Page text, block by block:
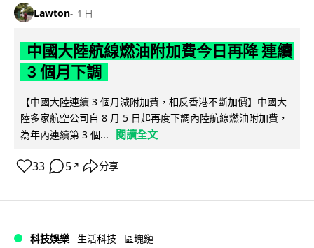
Lawton 1 日
中國大陸航線燃油附加費今日再降 連續
3 個月下調
【中國大陸連續 3 個月減附加費，相反香港不斷加價】中國大
陸多家航空公司自 8 月 5 日起再度下調內陸航線燃油附加費，
為年內連續第 3 個...
閱讀全文
33 5 ↗ 分享
科技娛樂 生活科技 區塊鏈